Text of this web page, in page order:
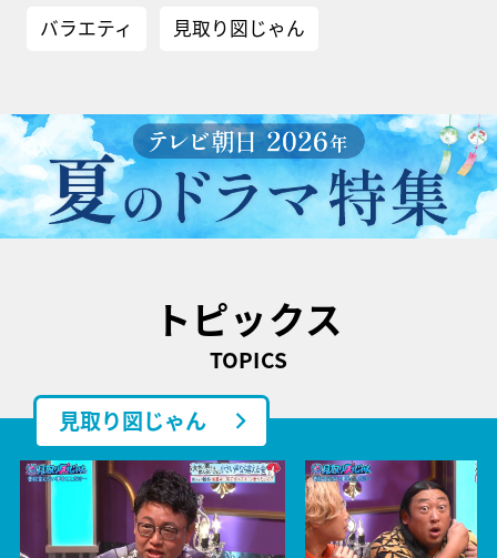
バラエティ 見取り図じゃん
トピックス
TOPICS
見取り図じゃん